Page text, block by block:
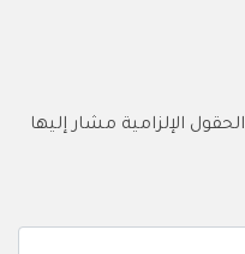
الحقول الإلزامية مشار إليها